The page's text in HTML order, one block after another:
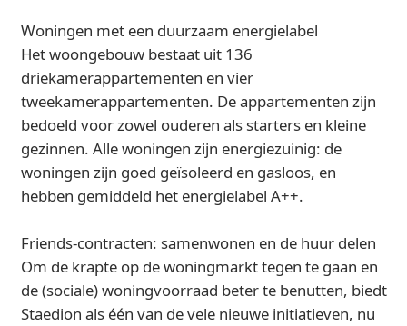
Woningen met een duurzaam energielabel
Het woongebouw bestaat uit 136
driekamerappartementen en vier
tweekamerappartementen. De appartementen zijn
bedoeld voor zowel ouderen als starters en kleine
gezinnen. Alle woningen zijn energiezuinig: de
woningen zijn goed geïsoleerd en gasloos, en
hebben gemiddeld het energielabel A++.
Friends-contracten: samenwonen en de huur delen
Om de krapte op de woningmarkt tegen te gaan en
de (sociale) woningvoorraad beter te benutten, biedt
Staedion als één van de vele nieuwe initiatieven, nu